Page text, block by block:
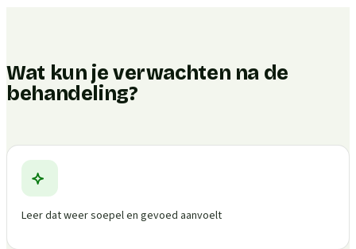
Wat kun je verwachten na de
behandeling?
Leer dat weer soepel en gevoed aanvoelt